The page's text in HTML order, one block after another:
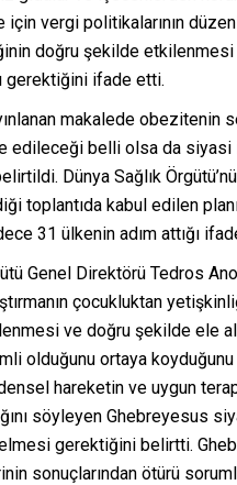
için vergi politikalarının
doğru şekilde
gerektiğini ifade etti.
makalede obezitenin
edileceği belli olsa da siyasi
Dünya Sağlık
toplantıda kabul edilen
31 ülkenin adım attığı
Genel Direktörü Tedros
çocukluktan
ve doğru şekilde ele
olduğunu ortaya
hareketin ve uygun
söyleyen Ghebreyesus
gerektiğini belirtti.
sonuçlarından ötürü